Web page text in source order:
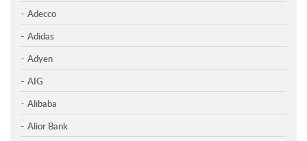
Adecco
Adidas
Adyen
AIG
Alibaba
Alior Bank